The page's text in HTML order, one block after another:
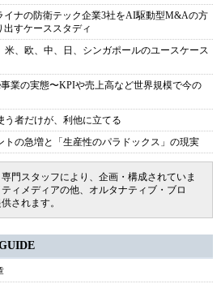
イナの防衛テック企業3社をAI駆動型M&Aの方
すケーススタディ
、欧、中、日、シンガポールのユースケース
業の実態〜KPIや売上高など世界規模で今の
者だけが、利他に立てる
の急増と「生産性のパラドックス」の現実
門スタッフにより、企画・構成されていま
ィメディアの他、オルタナティブ・ブロ
されます。